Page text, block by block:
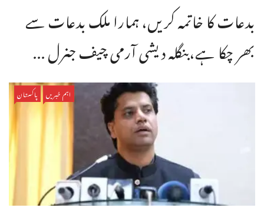
بدعات کا خاتمہ کریں، ہمارا ملک بدعات سے
بھر چکا ہے،بنگله دیشی آرمی چیف جنرل ...
اہم خبریں پاکستان